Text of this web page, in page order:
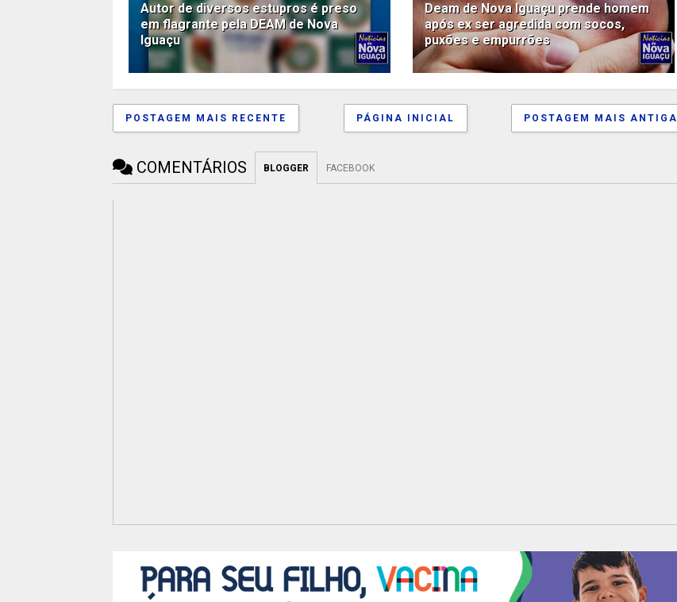
Autor de diversos estupros é preso
em flagrante pela DEAM de Nova
Iguaçu
Deam de Nova Iguaçu prende homem
após ex ser agredida com socos,
puxões e empurrões
POSTAGEM MAIS RECENTE POSTAGEM MAIS ANTIGA
PÁGINA INICIAL
COMENTÁRIOS BLOGGER FACEBOOK